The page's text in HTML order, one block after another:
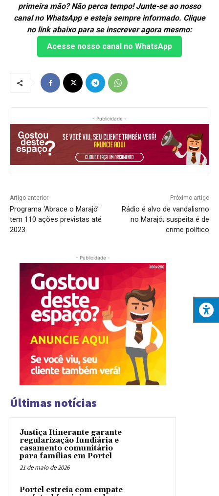
primeira mão? Não perca tempo! Junte-se ao nosso
canal no WhatsApp e esteja sempre informado. Clique
no link abaixo para se inscrever agora mesmo:
Acesse nosso canal no WhatsApp
- Publicidade -
Artigo anterior
Programa ‘Abrace o Marajó’
tem 110 ações previstas até
2023
Próximo artigo
Rádio é alvo de vandalismo
no Marajó; suspeita é de
crime político
- Publicidade -
Últimas notícias
Justiça Itinerante garante
regularização fundiária e
casamento comunitário
para famílias em Portel
21 de maio de 2026
Portel estreia com empate